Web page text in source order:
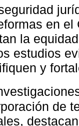
en
la
estudios
y
de